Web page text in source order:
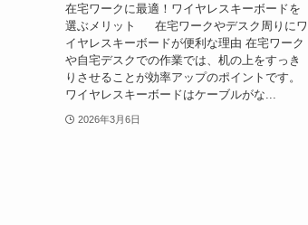
在宅ワークに最適！ワイヤレスキーボードを
選ぶメリット 在宅ワークやデスク周りにワ
イヤレスキーボードが便利な理由 在宅ワーク
や自宅デスクでの作業では、机の上をすっき
りさせることが効率アップのポイントです。
ワイヤレスキーボードはケーブルがな...
2026年3月6日